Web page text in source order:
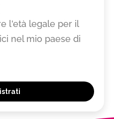
l'età legale per il
nel mio paese di